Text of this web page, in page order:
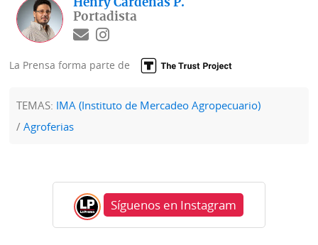
Henry Cárdenas P.
Portadista
La Prensa forma parte de
TEMAS: IMA (Instituto de Mercadeo Agropecuario)
Agroferias
Síguenos en Instagram